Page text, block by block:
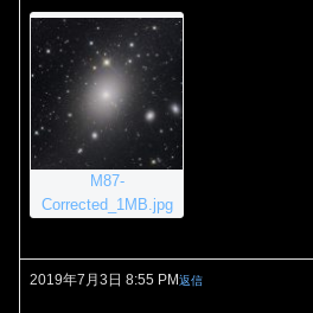
M87-
Corrected_1MB.jpg
2019年7月3日 8:55 PM返信